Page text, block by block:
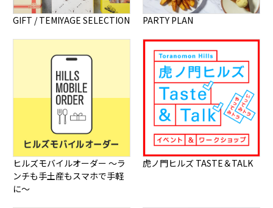
GIFT / TEMIYAGE SELECTION PARTY PLAN
ヒルズモバイルオーダー ～ラ
ンチも手土産もスマホで手軽
に～
虎ノ門ヒルズ TASTE＆TALK